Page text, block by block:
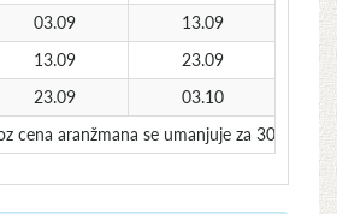
03.09
13.09
13.09
23.09
23.09
03.10
cena aranžmana se umanjuje za 30€ po